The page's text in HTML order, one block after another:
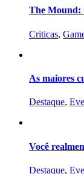
The Mound:
Criticas,
As maiores
Destaque,
Você
Destaque,